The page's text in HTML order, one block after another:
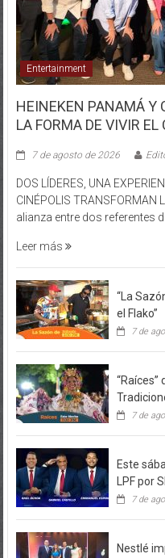
Entertainment
HEINEKEN PANAMÁ Y
LA FORMA DE VIVIR EL
7 de agosto de 2026
DOS LÍDERES, UNA
CINÉPOLIS TRANSFORMAN
alianza entre dos referentes
Leer más
“La
el Flako”
7 de
7 de
Este
LPF por
7 de
Nestlé